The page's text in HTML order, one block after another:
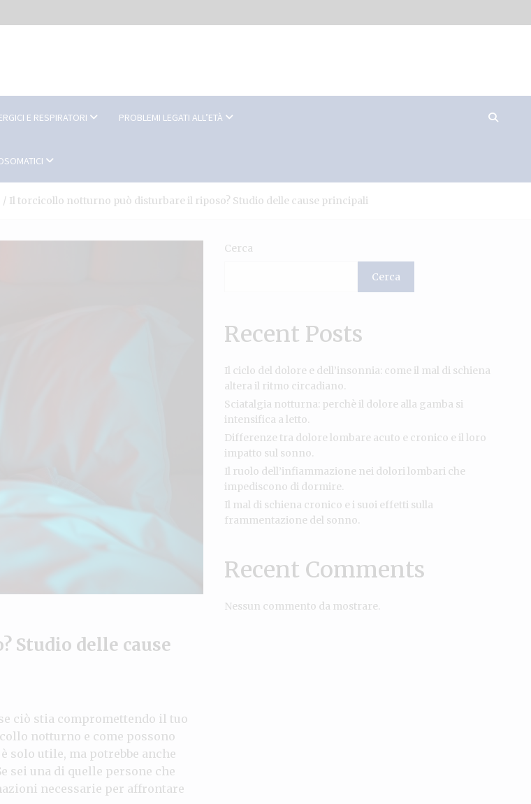
E RESPIRATORI PROBLEMI LEGATI ALL’ETÀ
Il torcicollo notturno può disturbare il riposo? Studio delle cause principali
Studio delle cause
ciò stia compromettendo il tuo
notturno e come possono
solo utile, ma potrebbe anche
sei una di quelle persone che
necessarie per affrontare
Cerca
Cerca
Recent Posts
Il ciclo del dolore e dell’insonnia: come il mal di schiena
altera il ritmo circadiano.
Sciatalgia notturna: perchè il dolore alla gamba si
intensifica a letto.
Differenze tra dolore lombare acuto e cronico e il loro
impatto sul sonno.
Il ruolo dell’infiammazione nei dolori lombari che
impediscono di dormire.
Il mal di schiena cronico e i suoi effetti sulla
frammentazione del sonno.
Recent Comments
Nessun commento da mostrare.